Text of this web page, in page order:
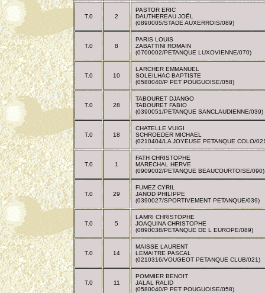
T.0 2
PASTOR ERIC
DAUTHEREAU JOËL
(0890005/STADE AUXERROIS/089)
T.0 8
PARIS LOUIS
ZABATTINI ROMAIN
(0700002/PETANQUE LUXOVIENNE/070)
T.0 10
LARCHER EMMANUEL
SOLEILHAC BAPTISTE
(0580040/P PET POUGUOISE/058)
T.0 28
TABOURET DJANGO
TABOURET FABIO
(0390051/PETANQUE SANCLAUDIENNE/039)
T.0 18
CHATELLE VUIGI
SCHROEDER MICHAEL
(0210404/LA JOYEUSE PETANQUE COLO/
T.0 1
FATH CHRISTOPHE
MARECHAL HERVE
(0909002/PETANQUE BEAUCOURTOISE/090)
T.0 29
FUMEZ CYRIL
JANOD PHILIPPE
(0390027/SPORTIVEMENT PETANQUE/039)
T.0 5
LAMRI CHRISTOPHE
JOAQUINA CHRISTOPHE
(0890038/PETANQUE DE L EUROPE/089)
T.0 14
MAISSE LAURENT
LEMAITRE PASCAL
(0210316/VOUGEOT PETANQUE CLUB/021)
T.0 11
POMMIER BENOIT
JALAL RALID
(0580040/P PET POUGUOISE/058)